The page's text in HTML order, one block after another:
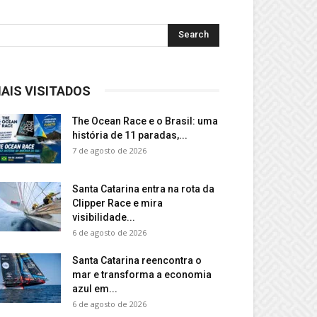
VISITADOS
The Ocean Race e o Brasil: uma
história de 11 paradas,...
7 de agosto de 2026
Santa Catarina entra na rota da
Clipper Race e mira
visibilidade...
6 de agosto de 2026
Santa Catarina reencontra o
mar e transforma a economia
azul em...
6 de agosto de 2026